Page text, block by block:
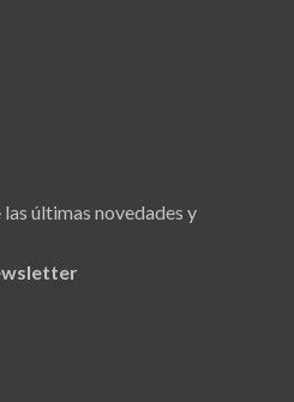
últimas novedades y